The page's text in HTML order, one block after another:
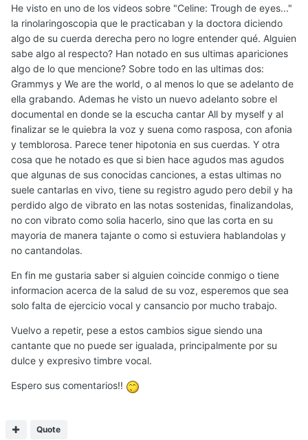
He visto en uno de los videos sobre "Celine: Trough de eyes..."
la rinolaringoscopia que le practicaban y la doctora diciendo
algo de su cuerda derecha pero no logre entender qué. Alguien
sabe algo al respecto? Han notado en sus ultimas apariciones
algo de lo que mencione? Sobre todo en las ultimas dos:
Grammys y We are the world, o al menos lo que se adelanto de
ella grabando. Ademas he visto un nuevo adelanto sobre el
documental en donde se la escucha cantar All by myself y al
finalizar se le quiebra la voz y suena como rasposa, con afonia
y temblorosa. Parece tener hipotonia en sus cuerdas. Y otra
cosa que he notado es que si bien hace agudos mas agudos
que algunas de sus conocidas canciones, a estas ultimas no
suele cantarlas en vivo, tiene su registro agudo pero debil y ha
perdido algo de vibrato en las notas sostenidas, finalizandolas,
no con vibrato como solia hacerlo, sino que las corta en su
mayoria de manera tajante o como si estuviera hablandolas y
no cantandolas.
En fin me gustaria saber si alguien coincide conmigo o tiene
informacion acerca de la salud de su voz, esperemos que sea
solo falta de ejercicio vocal y cansancio por mucho trabajo.
Vuelvo a repetir, pese a estos cambios sigue siendo una
cantante que no puede ser igualada, principalmente por su
dulce y expresivo timbre vocal.
Espero sus comentarios!!
Quote